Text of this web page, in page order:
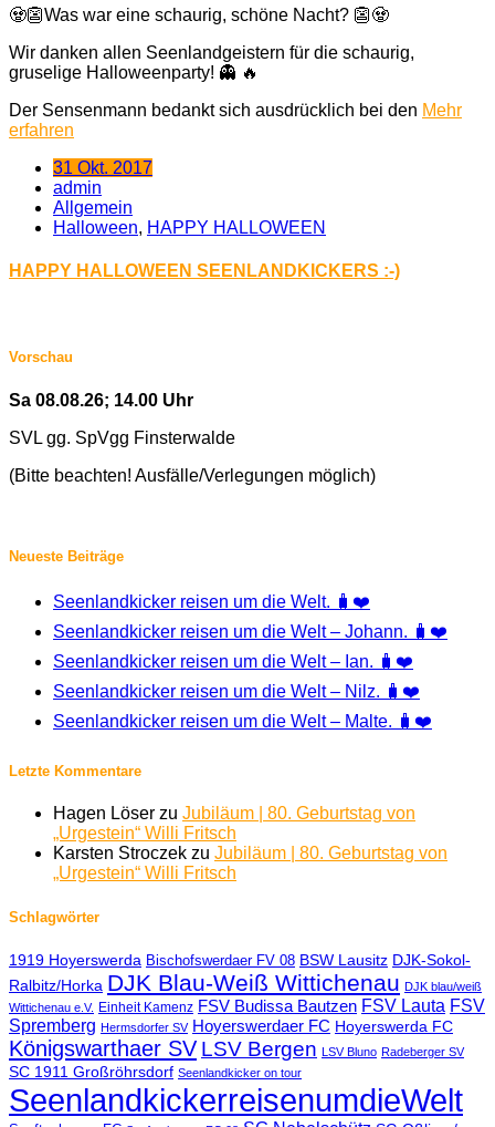
🧟👺Was war eine schaurig, schöne Nacht? 👺🧟
Wir danken allen Seenlandgeistern für die schaurig,
gruselige Halloweenparty! 👻 🔥
Der Sensenmann bedankt sich ausdrücklich bei den Mehr
erfahren
31 Okt. 2017
admin
Allgemein
Halloween, HAPPY HALLOWEEN
HAPPY HALLOWEEN SEENLANDKICKERS :-)
Vorschau
Sa 08.08.26; 14.00 Uhr
SVL gg. SpVgg Finsterwalde
(Bitte beachten! Ausfälle/Verlegungen möglich)
Neueste Beiträge
Seenlandkicker reisen um die Welt. 🧳❤️
Seenlandkicker reisen um die Welt – Johann. 🧳❤️
Seenlandkicker reisen um die Welt – Ian. 🧳❤️
Seenlandkicker reisen um die Welt – Nilz. 🧳❤️
Seenlandkicker reisen um die Welt – Malte. 🧳❤️
Letzte Kommentare
Hagen Löser zu Jubiläum | 80. Geburtstag von
„Urgestein“ Willi Fritsch
Karsten Stroczek zu Jubiläum | 80. Geburtstag von
„Urgestein“ Willi Fritsch
Schlagwörter
1919 Hoyerswerda Bischofswerdaer FV 08 BSW Lausitz DJK-Sokol-
Ralbitz/Horka DJK Blau-Weiß Wittichenau DJK blau/weiß
Wittichenau e.V. Einheit Kamenz FSV Budissa Bautzen FSV Lauta FSV
Spremberg Hermsdorfer SV Hoyerswerdaer FC Hoyerswerda FC
Königswarthaer SV LSV Bergen LSV Bluno Radeberger SV
SC 1911 Großröhrsdorf Seenlandkicker on tour
SeenlandkickerreisenumdieWelt